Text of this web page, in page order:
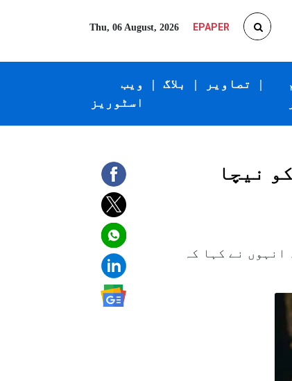
Thu, 06 August, 2026 EPAPER
ویب
اسٹوریز
| بلاگ | تصاویر |
نیچا
نے کہا کہ